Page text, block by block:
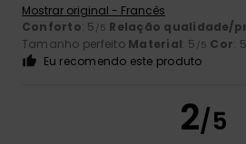
Mostrar original - Francês
Conforto: 5 /5 Relação qualidade/
Tamanho perfeito Material: 5 /5 Cor: 5
Eu recomendo este produto
2/5